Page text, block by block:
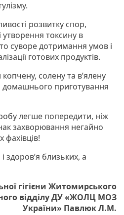
розвитку спор,
токсину в
суворе дотримання умов і
готових продуктів.
солену та в’ялену
домашнього приготування
легше попередити, ніж
захворювання негайно
фахівців!
здоров’я близьких, а
гігієни Житомирського
відділу ДУ «ЖОЛЦ МОЗ
України» Павлюк Л.М.